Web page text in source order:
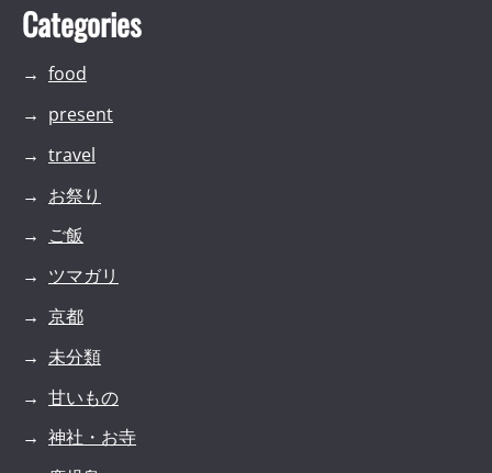
Categories
food
present
travel
お祭り
ご飯
ツマガリ
京都
未分類
甘いもの
神社・お寺